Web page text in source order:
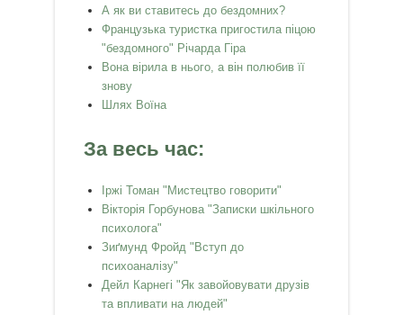
А як ви ставитесь до бездомних?
Французька туристка пригостила піцою
"бездомного" Річарда Гіра
Вона вірила в нього, а він полюбив її
знову
Шлях Воїна
За весь час:
Іржі Томан "Мистецтво говорити"
Вікторія Горбунова "Записки шкільного
психолога"
Зиґмунд Фройд "Вступ до
психоаналізу"
Дейл Карнегі "Як завойовувати друзів
та впливати на людей"